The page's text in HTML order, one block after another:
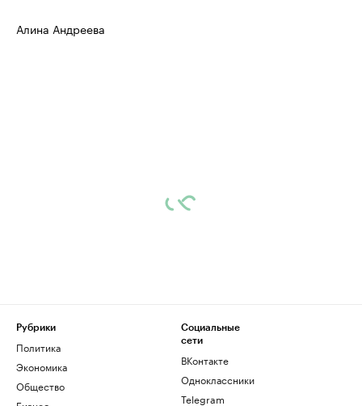
Алина Андреева
Рубрики
Политика
Экономика
Общество
Социальные
сети
ВКонтакте
Одноклассники
Telegram